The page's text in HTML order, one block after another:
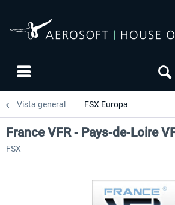
Vista general FSX Europa
France VFR - Pays-de-Loire
FSX